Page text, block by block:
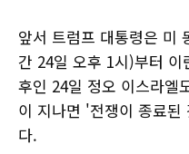
앞서 트럼프 대통령은 미
간 24일 오후 1시)부터
후인 24일 정오 이스라엘
이 지나면 '전쟁이 종료
다.